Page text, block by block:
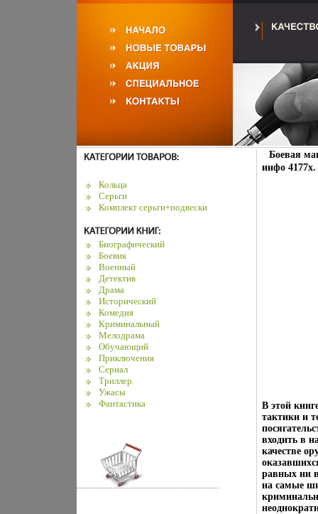
Кольца
Серьги
Комплект серьги+подвески
Биографический
Боевик
Военный
Детектив
Драма
Исторический
Комедия
Криминальный
Мелодрама
Обучающий
Приключения
Сериал
Триллер
Ужасы
Фантастика
Боевая
инфо 4177x.
В этой
тактики и
входить в
качестве
равных ни в
на самые